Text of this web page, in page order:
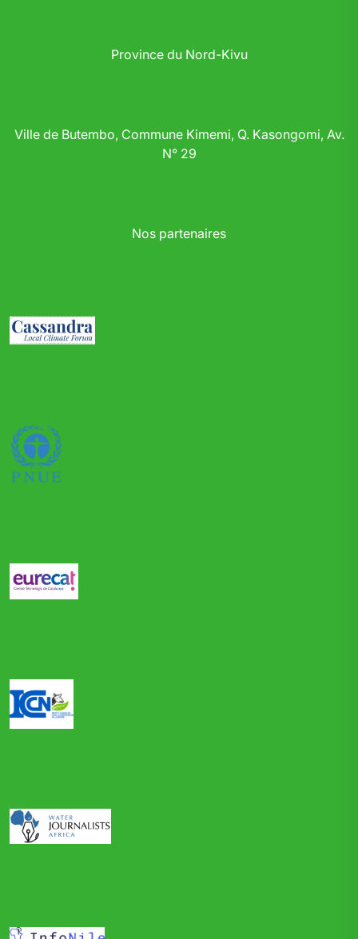
Province du Nord-Kivu
Ville de Butembo, Commune Kimemi, Q. Kasongomi, Av.
N° 29
Nos partenaires